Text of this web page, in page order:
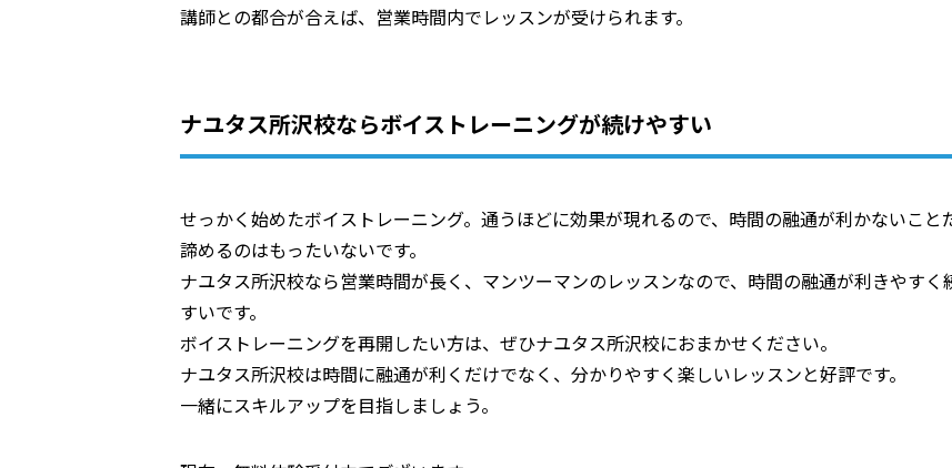
講師との都合が合えば、営業時間内でレッスンが受けられます。
ナユタス所沢校ならボイストレーニングが続けやすい
せっかく始めたボイストレーニング。通うほどに効果が現れるので、時間の融通が利かないこと
諦めるのはもったいないです。
ナユタス所沢校なら営業時間が長く、マンツーマンのレッスンなので、時間の融通が利きやすく
すいです。
ボイストレーニングを再開したい方は、ぜひナユタス所沢校におまかせください。
ナユタス所沢校は時間に融通が利くだけでなく、分かりやすく楽しいレッスンと好評です。
一緒にスキルアップを目指しましょう。